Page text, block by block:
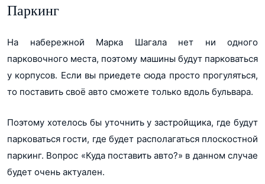
Паркинг
На набережной Марка Шагала нет ни одного
парковочного места, поэтому машины будут парковаться
у корпусов. Если вы приедете сюда просто прогуляться,
то поставить своё авто сможете только вдоль бульвара.
Поэтому хотелось бы уточнить у застройщика, где будут
парковаться гости, где будет располагаться плоскостной
паркинг. Вопрос «Куда поставить авто?» в данном случае
будет очень актуален.